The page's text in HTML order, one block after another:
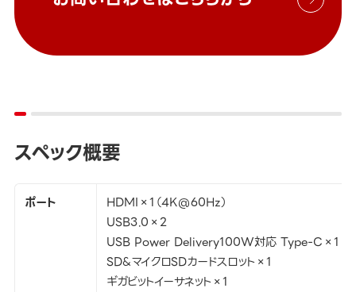
スペック概要
ポート
HDMI×1（4K@60Hz）
USB3.0×2
USB Power Delivery100W対応 Type-C×1 （
SD&マイクロSDカードスロット×1
ギガビットイーサネット×1